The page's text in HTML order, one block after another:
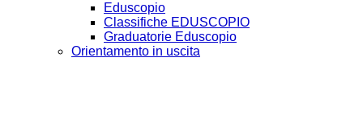
Eduscopio
Classifiche EDUSCOPIO
Graduatorie Eduscopio
Orientamento in uscita